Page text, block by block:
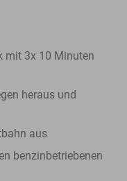
mit 3x 10 Minuten
heraus und
aus
benzinbetriebenen